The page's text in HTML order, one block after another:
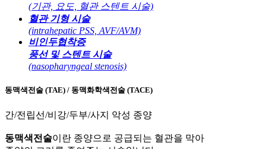
(기관, 요도, 혈관 스텐트 시술)
혈관 기형 시술
(intrahepatic PSS, AVF/AVM)
비인두협착증
풍선 및 스텐트 시술
(nasopharyngeal stenosis)
동맥색전술 (TAE) / 동맥화학색전술 (TACE)
간/전립선/비강/두부/사지 악성 종양
동맥색전술이란 종양으로 공급되는 혈관을 막아